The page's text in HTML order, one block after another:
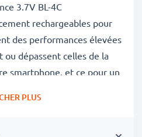
3.7V BL-4C
rechargeables pour
des performances élevées
dépassent celles de la
smartphone, et ce pour un
PLUS